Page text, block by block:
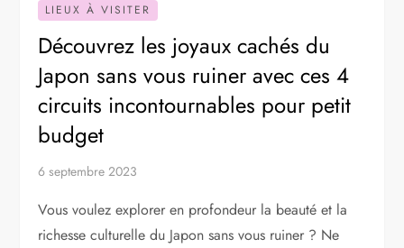
LIEUX À VISITER
Découvrez les joyaux cachés du
Japon sans vous ruiner avec ces 4
circuits incontournables pour petit
budget
6 septembre 2023
Vous voulez explorer en profondeur la beauté et la
richesse culturelle du Japon sans vous ruiner ? Ne